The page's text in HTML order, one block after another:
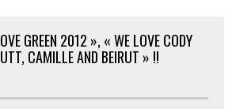
GREEN 2012 », « WE LOVE CODY
CAMILLE AND BEIRUT » !!